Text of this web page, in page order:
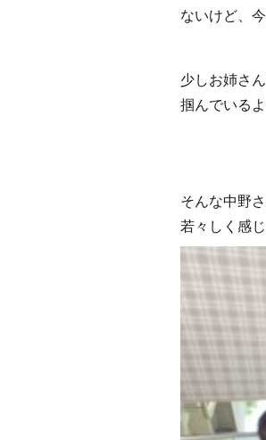
ないけど、
少しお姉さ
掴んでいる
そんな中野
若々しく感じ